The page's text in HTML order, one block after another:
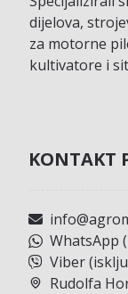
dijelova,
za motorne
kultivatore i
KONTAKT
WhatsApp
Viber
Rudolfa